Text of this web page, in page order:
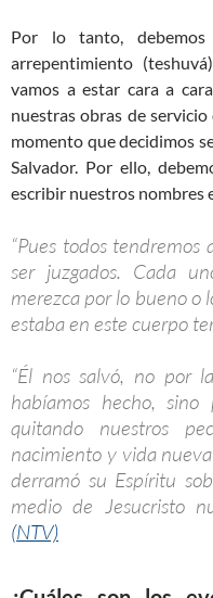
Por lo tanto,
arrepentimiento
vamos a estar cara a
nuestras obras de
momento que decidimos
Salvador. Por ello,
escribir nuestros nombres
“Pues todos
ser juzgados. Cada
merezca por lo bueno o
estaba en este cuerpo
“Él nos salvó, no por
habíamos hecho,
quitando nuestros
nacimiento y vida
derramó su Espíritu
medio de Jesucristo
(NTV)